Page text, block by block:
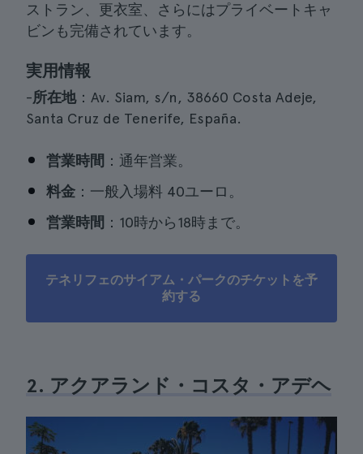
ストラン、更衣室、さらにはプライベートキャ
ビンも完備されています。
実用情報
-所在地：Av. Siam, s/n, 38660 Costa Adeje,
Santa Cruz de Tenerife, España.
営業時間 ：通年営業。
料金 ：一般入場料 40ユーロ。
営業時間 ：10時から18時まで。
テネリフェのサイアム・パークのチケットを予
約する
2. アクアランド・コスタ・アデヘ